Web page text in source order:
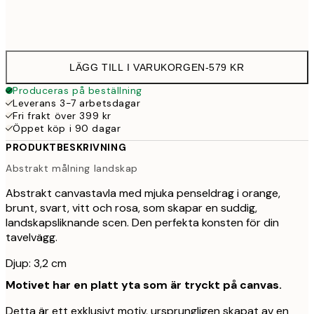
LÄGG TILL I VARUKORGEN-579 KR
Produceras på beställning
Leverans 3-7 arbetsdagar
Fri frakt över 399 kr
Öppet köp i 90 dagar
PRODUKTBESKRIVNING
Abstrakt målning landskap
Abstrakt canvastavla med mjuka penseldrag i orange,
brunt, svart, vitt och rosa, som skapar en suddig,
landskapsliknande scen. Den perfekta konsten för din
tavelvägg.
Djup: 3,2 cm
Motivet har en platt yta som är tryckt på canvas.
Detta är ett exklusivt motiv, ursprungligen skapat av en